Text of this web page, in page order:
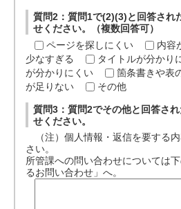
質問2：質問1で(2)(3)と回答され
せください。（複数回答可）
ページを探しにくい
内容
少なすぎる
タイトルが分かり
が分かりにくい
箇条書きや表
が足りない
その他
質問3：質問2でその他と回答さ
せください。
（注）個人情報・返信を要する
さい。
所管課への問い合わせについては
るお問い合わせ」へ。